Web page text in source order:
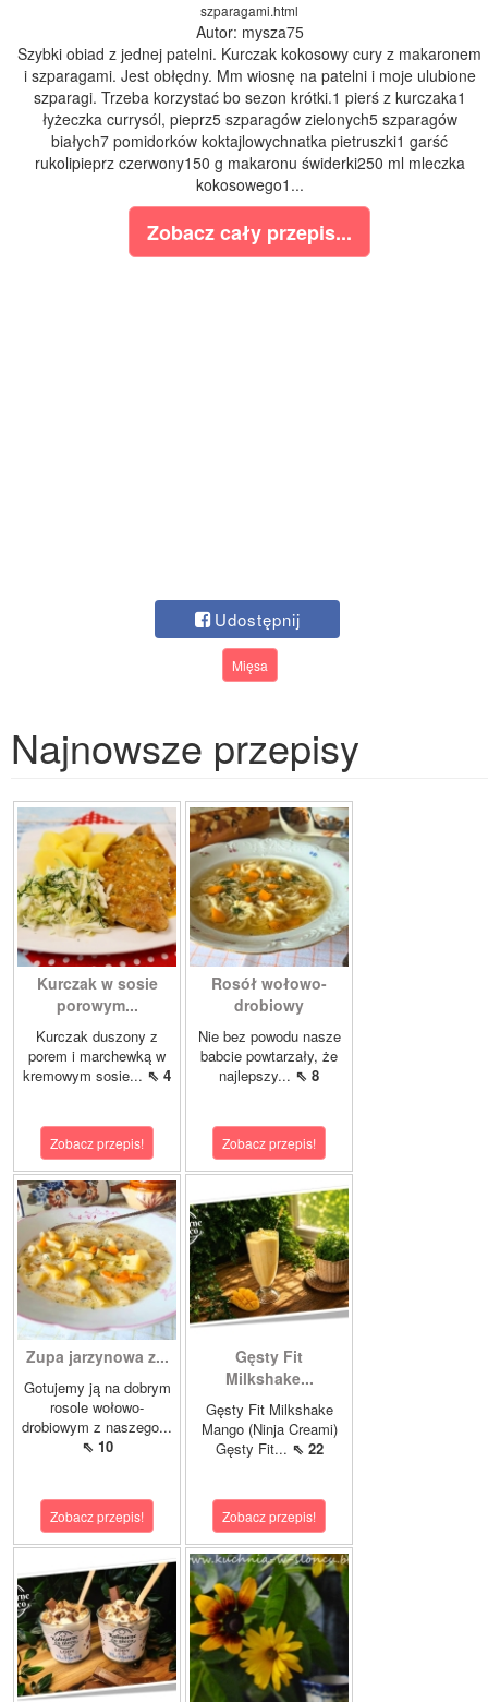
szparagami.html
Autor: mysza75
Szybki obiad z jednej patelni. Kurczak kokosowy cury z makaronem
i szparagami. Jest obłędny. Mm wiosnę na patelni i moje ulubione
szparagi. Trzeba korzystać bo sezon krótki.1 pierś z kurczaka1
łyżeczka currysól, pieprz5 szparagów zielonych5 szparagów
białych7 pomidorków koktajlowychnatka pietruszki1 garść
rukolipieprz czerwony150 g makaronu świderki250 ml mleczka
kokosowego1...
Zobacz cały przepis...
Udostępnij
Mięsa
Najnowsze przepisy
Kurczak w sosie
porowym...
Kurczak duszony z
porem i marchewką w
kremowym sosie... ⇖ 4
Zobacz przepis!
Rosół wołowo-
drobiowy
Nie bez powodu nasze
babcie powtarzały, że
najlepszy... ⇖ 8
Zobacz przepis!
Zupa jarzynowa z...
Gotujemy ją na dobrym
rosole wołowo-
drobiowym z naszego...
⇖ 10
Zobacz przepis!
Gęsty Fit
Milkshake...
Gęsty Fit Milkshake
Mango (Ninja Creami)
Gęsty Fit... ⇖ 22
Zobacz przepis!